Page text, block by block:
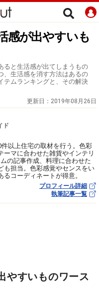
感が出やすいも
ると生活感が出てしまうもの
、生活感を消す方法はあるの
テムランキングと、その解決
更新日： 2019年08月26日
ド
以上住宅の取材を行う。色彩
マに合わせた雑貨やインテリ
の記事作成、料理に合わせた
も担当。色彩感覚やセンスをい
コーディネートが得意。
プロフィール詳細
執筆記事一覧
やすいものワース